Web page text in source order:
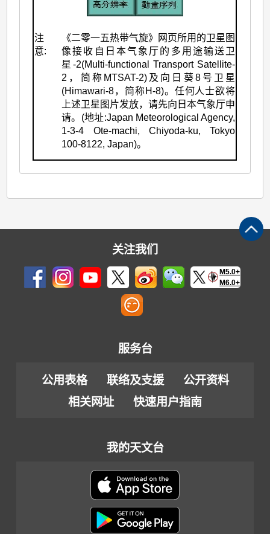
注
意:
《二零一五热带气旋》网页所用的卫星图
像接收自日本气象厅的多用途输送卫
星-2(Multi-functional Transport Satellite-
2，简称MTSAT-2)及向日葵8号卫星
(Himawari-8，简称H-8)。任何人士欲将
上述卫星图片发放，请先向日本气象厅申
请。(地址:Japan Meteorological Agency,
1-3-4 Ote-machi, Chiyoda-ku, Tokyo
100-8122, Japan)。
关注我们
M5.0+
M6.0+
服务台
公用表格 联络及支援
公开资料
相关网址
快速用户指南
我的天文台